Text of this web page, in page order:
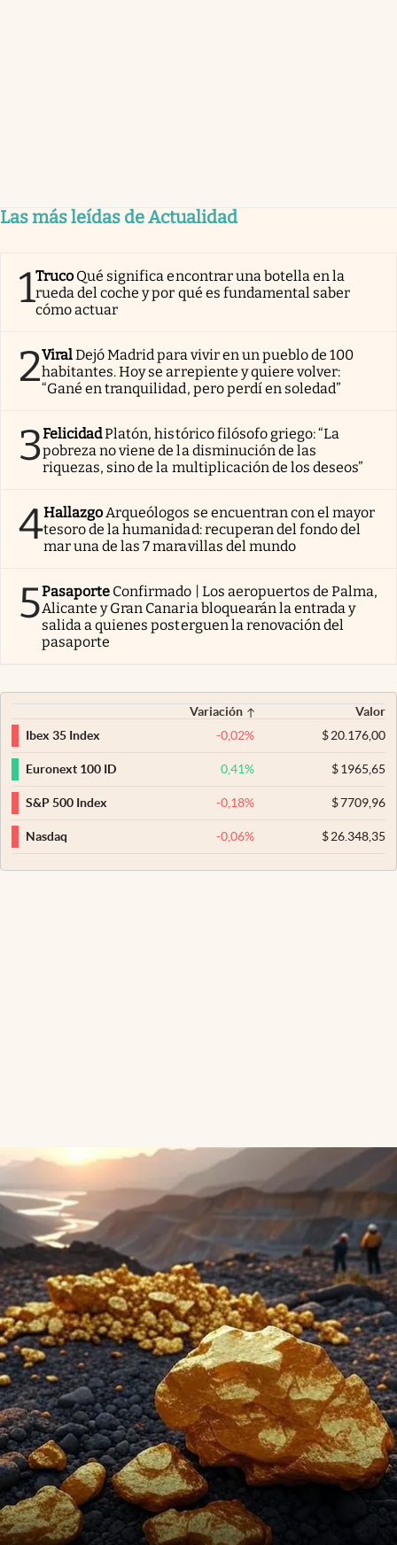
Las más leídas de Actualidad
1Truco Qué significa encontrar una botella en la
rueda del coche y por qué es fundamental saber
cómo actuar
2ViralDejó Madrid para vivir en un pueblo de 100
habitantes. Hoy se arrepiente y quiere volver:
“Gané en tranquilidad, pero perdí en soledad”
3FelicidadPlatón, histórico filósofo griego: “La
pobreza no viene de la disminución de las
riquezas, sino de la multiplicación de los deseos”
4Hallazgo Arqueólogos se encuentran con el mayor
tesoro de la humanidad: recuperan del fondo del
mar una de las 7 maravillas del mundo
5Pasaporte Confirmado | Los aeropuertos de Palma,
Alicante y Gran Canaria bloquearán la entrada y
salida a quienes posterguen la renovación del
pasaporte
Variación
Valor
Ibex 35 Index
-0,02% $20.176,00
Euronext 100 ID 0,41% $1965,65
S&P 500 Index -0,18% $7709,96
Nasdaq -0,06% $26.348,35